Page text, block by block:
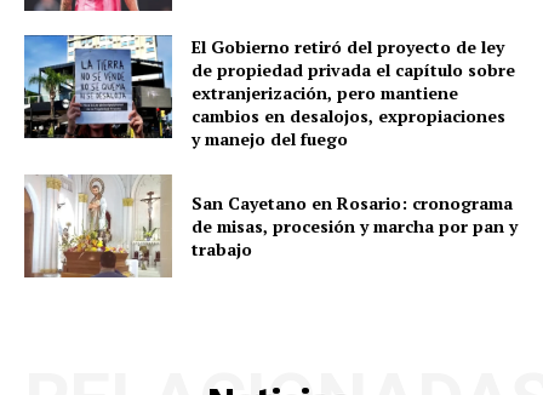
El Gobierno retiró del proyecto de ley
de propiedad privada el capítulo sobre
extranjerización, pero mantiene
cambios en desalojos, expropiaciones
y manejo del fuego
San Cayetano en Rosario: cronograma
de misas, procesión y marcha por pan y
trabajo